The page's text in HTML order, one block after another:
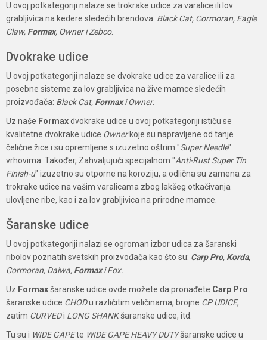
U ovoj potkategoriji nalaze se trokrake udice za varalice ili lov
grabljivica na kedere sledećih brendova: Black Cat, Cormoran, Eagle
Claw, Formax, Owner i Zebco.
Dvokrake udice
U ovoj potkategoriji nalaze se dvokrake udice za varalice ili za
posebne sisteme za lov grabljivica na žive mamce sledećih
proizvođača: Black Cat, Formaxi Owner.
Uz naše Formaxdvokrake udice u ovoj potkategoriji ističu se
kvalitetne dvokrake udice Ownerkoje su napravljene od tanje
čelične žice i su opremljene s izuzetno oštrim "Super Needle"
vrhovima. Također, Zahvaljujući specijalnom "Anti-Rust Super Tin
Finish-u" izuzetno su otporne na koroziju, a odlična su zamena za
trokrake udice na vašim varalicama zbog lakšeg otkačivanja
ulovljene ribe, kao i za lov grabljivica na prirodne mamce.
Šaranske udice
U ovoj potkategoriji nalazi se ogroman izbor udica za šaranski
ribolov poznatih svetskih proizvođača kao što su: Carp Pro, Korda,
Cormoran, Daiwa, Formaxi Fox.
Uz Formaxšaranske udice ovde možete da pronađete Carp Pro
šaranske udice CHODu različitim veličinama, brojne CP UDICE,
zatim CURVEDi LONG SHANKšaranske udice, itd.
Tu su i WIDE GAPEte WIDE GAPE HEAVY DUTYšaranske udice u